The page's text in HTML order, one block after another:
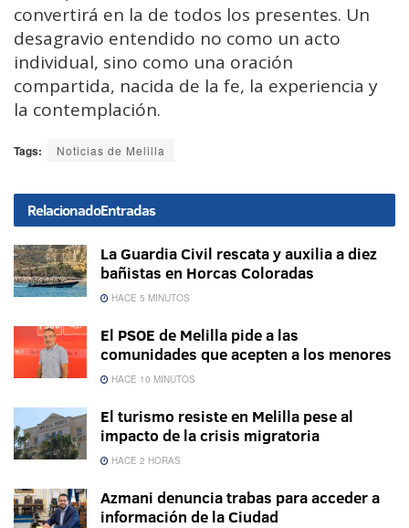
convertirá en la de todos los presentes. Un
desagravio entendido no como un acto
individual, sino como una oración
compartida, nacida de la fe, la experiencia y
la contemplación.
Tags: Noticias de Melilla
RelacionadoEntradas
La Guardia Civil rescata y auxilia a diez
bañistas en Horcas Coloradas
HACE 5 MINUTOS
El PSOE de Melilla pide a las
comunidades que acepten a los menores
HACE 10 MINUTOS
El turismo resiste en Melilla pese al
impacto de la crisis migratoria
HACE 2 HORAS
Azmani denuncia trabas para acceder a
información de la Ciudad